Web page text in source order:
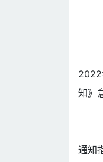
2022
知》
通知